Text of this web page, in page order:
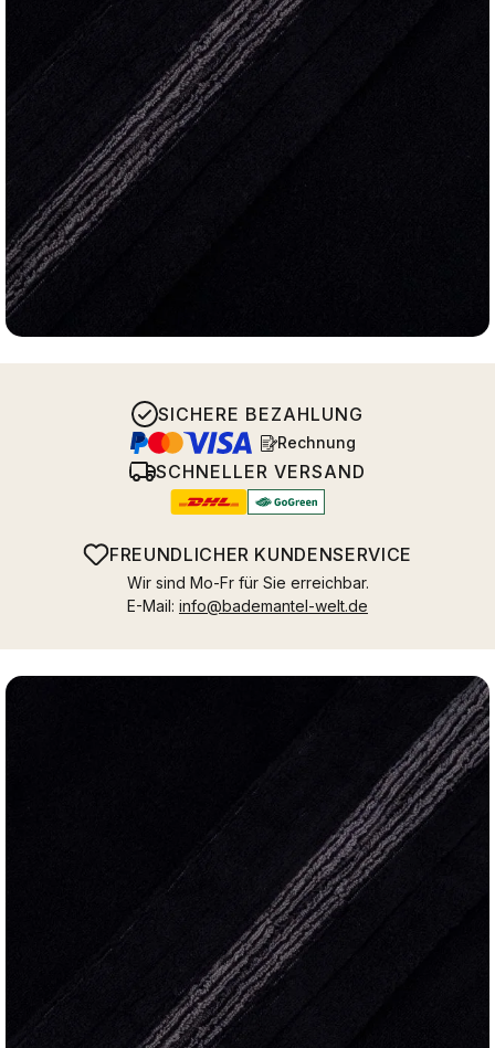
SICHERE BEZAHLUNG
Rechnung
SCHNELLER VERSAND
FREUNDLICHER KUNDENSERVICE
Wir sind Mo-Fr für Sie erreichbar.
E-Mail: info@bademantel-welt.de